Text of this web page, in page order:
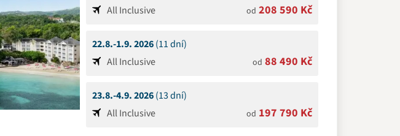
All Inclusive
od 208 590 Kč
22.8.-1.9. 2026(11 dní)
All Inclusive
od 88 490 Kč
23.8.-4.9. 2026(13 dní)
All Inclusive
od 197 790 Kč